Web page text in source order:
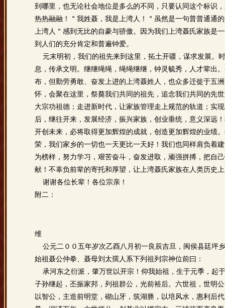
到哪里，也无论社会地位是多么的不同，只要认同这个标识
热热融融！＂我姓聂，我是上湾人！＂虽然是一句普普通通
上湾人＂感到无比的自豪与骄傲。因为我们上湾聂氏家族是
到人们的充分肯定和普遍钟爱。
元末明初，我们的祖先来到这里，拓土开疆，谋求发展。
息，传承文明。继继绳绳，绳绳继继，钟灵毓秀，人才辈出
布，但勤劳勇敢、奋发上进的上湾聂姓人，也众多迁徙于五
怀，会聚在这里，祭奠我们共同的祖先，追念我们共同的先
大宗功祖德；走进新时代，让家族管理走上规范的轨道；实
后，继往开来，发展经济，振兴家族，创业垂统，意义深远
开创未来，必将取得更加辉煌的成就，创造更加辉煌的业绩
荣，我们家乡的一切也一天更比一天好！我们也同样肩负着
为榜样，努力学习，艰苦奋斗，奋发进取，顽强拼搏，把自
献！不辜负前辈的寄托和厚望，让上湾聂氏家族在人类历史
谢谢各位长辈！各位宗亲！
附二：
维
公元二００五年岁次乙酉八月初一良辰吉旦，闽侯县廷坪
始祖聂公仲拳、聂母刘太孺人系下列祖列宗神位前曰：
承河东之衍派，肇万世以开宗！仰我始祖，生于元季，起
子孙继起，丕振家邦，列祖群公，光前裕后。六世祖，世明
以智公，主造前明堂，砌山牙，筑湖塍，以培风水，惠利后